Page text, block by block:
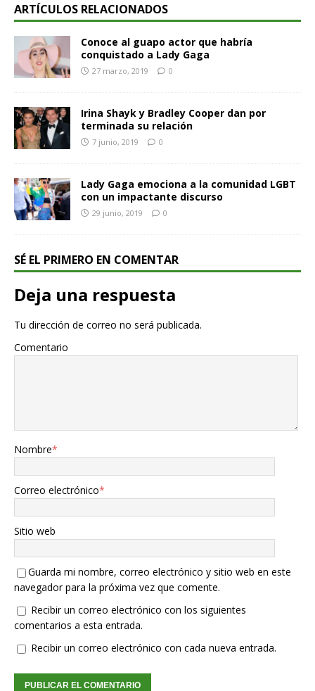
ARTÍCULOS RELACIONADOS
Conoce al guapo actor que habría
conquistado a Lady Gaga
27 marzo, 2019 0
Irina Shayk y Bradley Cooper dan por
terminada su relación
7 junio, 2019 0
Lady Gaga emociona a la comunidad LGBT
con un impactante discurso
29 junio, 2019 0
SÉ EL PRIMERO EN COMENTAR
Deja una respuesta
Tu dirección de correo no será publicada.
Comentario
Nombre*
Correo electrónico*
Sitio web
Guarda mi nombre, correo electrónico y sitio web en este
navegador para la próxima vez que comente.
Recibir un correo electrónico con los siguientes
comentarios a esta entrada.
Recibir un correo electrónico con cada nueva entrada.